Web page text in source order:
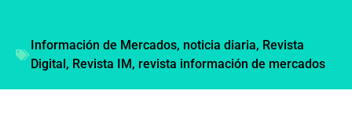
Información de Mercados, noticia diaria, Revista
Digital, Revista IM, revista información de mercados